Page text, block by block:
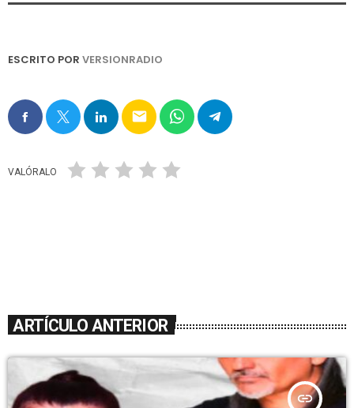
ESCRITO POR VERSIONRADIO
email
VALÓRALO
ARTÍCULO ANTERIOR
insert_link